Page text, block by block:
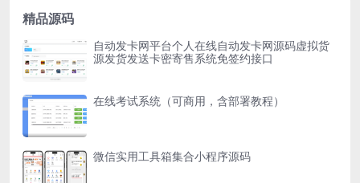
精品源码
自动发卡网平台个人在线自动发卡网源码虚拟货
源发货发送卡密寄售系统免签约接口
在线考试系统（可商用，含部署教程）
微信实用工具箱集合小程序源码